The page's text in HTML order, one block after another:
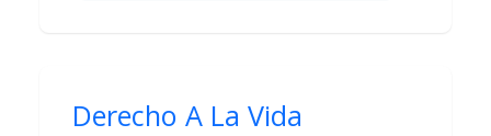
Derecho A La Vida